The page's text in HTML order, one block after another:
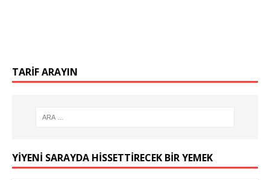
TARIF ARAYIN
YIYENI SARAYDA HISSETTIRECEK BIR YEMEK